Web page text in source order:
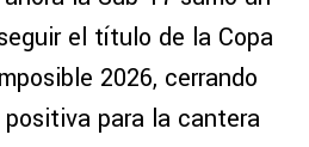
el título de la Copa
2026, cerrando
para la cantera